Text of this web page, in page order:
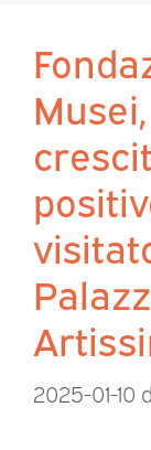
2025-01-10